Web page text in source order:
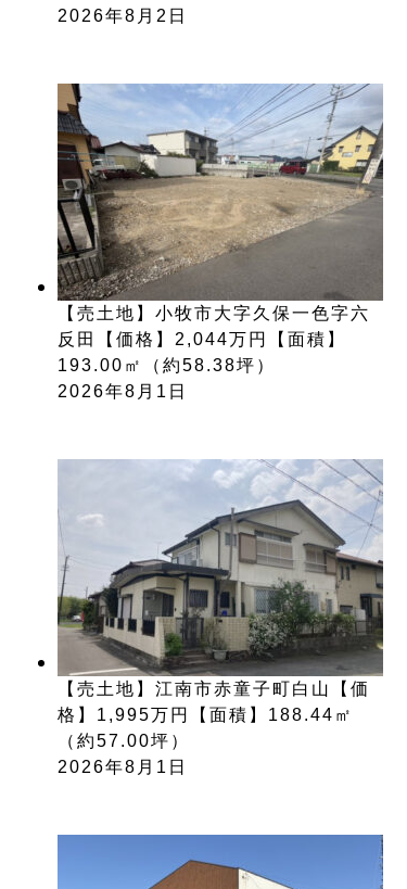
2026年8月2日
【売土地】小牧市大字久保一色字六
反田【価格】2,044万円【面積】
193.00㎡（約58.38坪）
2026年8月1日
【売土地】江南市赤童子町白山【価
格】1,995万円【面積】188.44㎡
（約57.00坪）
2026年8月1日